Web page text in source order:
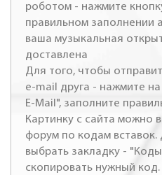
роботом - нажмите
правильном заполнении
ваша музыкальная
доставлена
Для того, чтобы
e-mail друга - нажмите
E-Mail", заполните
Картинку с сайта можно
форум по кодам вставок.
выбрать закладку -
скопировать нужный код.